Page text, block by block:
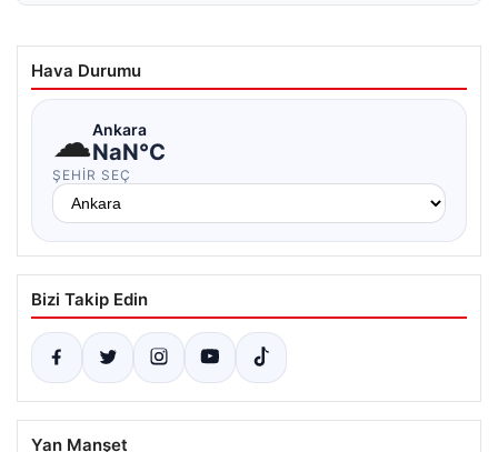
Hava Durumu
☁Ankara
NaN°C
ŞEHIR SEÇ
Bizi Takip Edin
Yan Manşet